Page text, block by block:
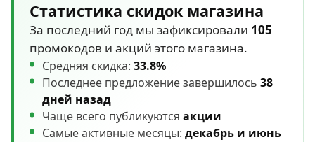
Статистика скидок магазина
За последний год мы зафиксировали 105
промокодов и акций этого магазина.
Средняя скидка: 33.8%
Последнее предложение завершилось 38
дней назад
Чаще всего публикуются акции
Самые активные месяцы: декабрь и июнь